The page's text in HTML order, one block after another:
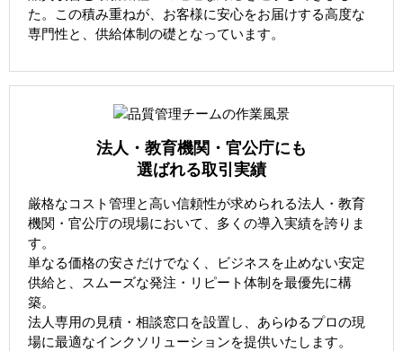
た。この積み重ねが、お客様に安心をお届けする高度な
専門性と、供給体制の礎となっています。
法人・教育機関・官公庁にも
選ばれる取引実績
厳格なコスト管理と高い信頼性が求められる法人・教育
機関・官公庁の現場において、多くの導入実績を誇りま
す。
単なる価格の安さだけでなく、ビジネスを止めない安定
供給と、スムーズな発注・リピート体制を最優先に構
築。
法人専用の見積・相談窓口を設置し、あらゆるプロの現
場に最適なインクソリューションを提供いたします。